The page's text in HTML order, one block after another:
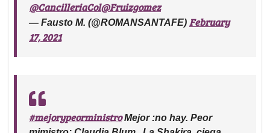
@CancilleriaCol@Fruizgomez
— Fausto M. (@ROMANSANTAFE) February
17, 2021
#mejorypeorministroMejor :no hay. Peor